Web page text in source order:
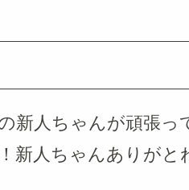
新人ちゃんが頑張っ
新人ちゃんありがと